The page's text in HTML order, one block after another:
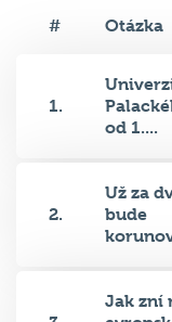
# Otázka
1.
od 1....
2.
Už za
bude
Jak zní